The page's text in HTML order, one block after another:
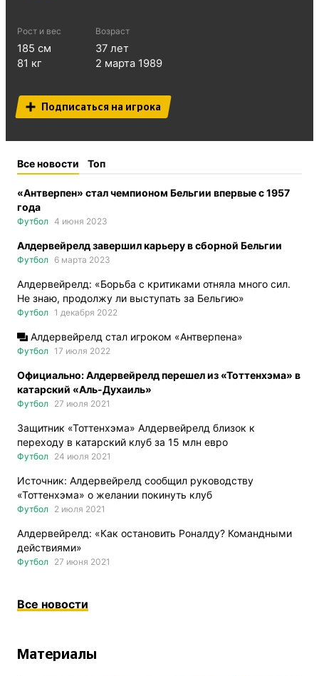
Рост и вес
185 см
81 кг
Возраст
37 лет
2 марта 1989
Подписаться на игрока
Все новости Топ
«Антверпен» стал чемпионом Бельгии впервые с 1957
года
Футбол 4 июня 2023
Алдервейрелд завершил карьеру в сборной Бельгии
Футбол 6 марта 2023
Алдервейрелд: «Борьба с критиками отняла много сил.
Не знаю, продолжу ли выступать за Бельгию»
Футбол 1 декабря 2022
Алдервейрелд стал игроком «Антверпена»
Футбол 17 июля 2022
Официально: Алдервейрелд перешел из «Тоттенхэма» в
катарский «Аль-Духаиль»
Футбол 27 июля 2021
Защитник «Тоттенхэма» Алдервейрелд близок к
переходу в катарский клуб за 15 млн евро
Футбол 24 июля 2021
Источник: Алдервейрелд сообщил руководству
«Тоттенхэма» о желании покинуть клуб
Футбол 2 июля 2021
Алдервейрелд: «Как остановить Роналду? Командными
действиями»
Футбол 27 июня 2021
Все новости
Материалы